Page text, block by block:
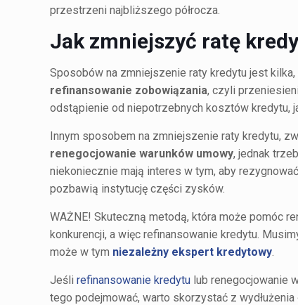
przestrzeni najbliższego półrocza.
Jak zmniejszyć ratę
Sposobów na zmniejszenie raty kredytu jest
refinansowanie zobowiązania, czyli
odstąpienie od niepotrzebnych kosztów kredytu,
Innym sposobem na zmniejszenie raty kredytu,
renegocjowanie warunków umowy, jednak
niekoniecznie mają interes w tym, aby
pozbawią instytucję części zysków.
WAŻNE! Skuteczną metodą, która może pomóc
konkurencji, a więc refinansowanie kredytu.
może w tym niezależny ekspert kredytowy.
Jeślirefinansowanie kredytu lub renegocjowanie
tego podejmować, warto skorzystać z